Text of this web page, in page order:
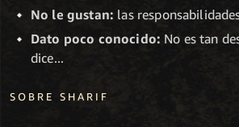
No le gustan: las
Dato poco conocido: No es tan
dice...
SOBRE SHARIF